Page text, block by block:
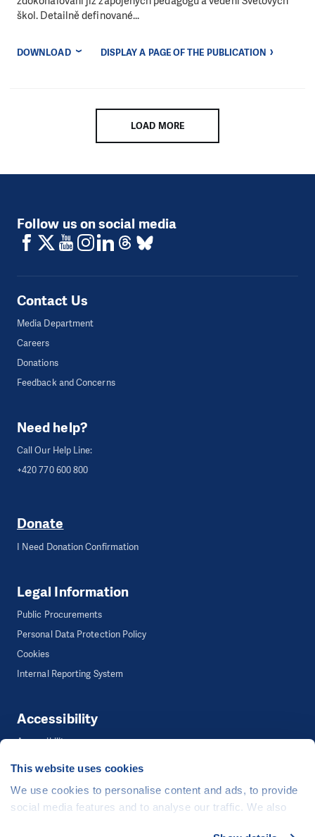
This website uses cookies
We use cookies to personalise content and ads, to provide
social media features and to analyse our traffic. We also
škol. Detailně definované...
DOWNLOAD DISPLAY A PAGE OF THE PUBLICATION
LOAD MORE
Follow us on social media
Contact Us
Media Department
Careers
Donations
Feedback and Concerns
Need help?
Call Our Help Line:
+420 770 600 800
Donate
I Need Donation Confirmation
Legal Information
Public Procurements
Personal Data Protection Policy
Cookies
Internal Reporting System
Accessibility
Accessibility
©People in Need, Šafaříkova 635/24, 120 00 Praha 2 Czech Republic
The website is generously hosted free of charge byCZECHIA.COM.